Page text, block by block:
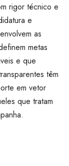
rigor técnico e
e
as
metas
e que
têm
em vetor
que tratam